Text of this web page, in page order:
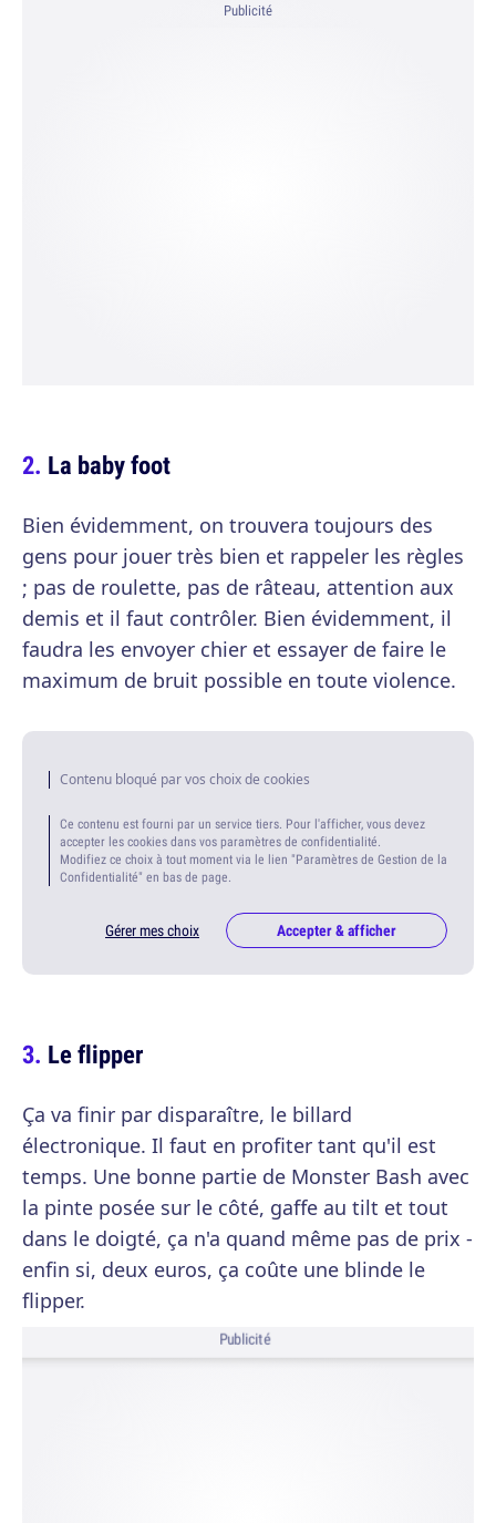
Publicité
La baby foot
Bien évidemment, on trouvera toujours des
gens pour jouer très bien et rappeler les règles
; pas de roulette, pas de râteau, attention aux
demis et il faut contrôler. Bien évidemment, il
faudra les envoyer chier et essayer de faire le
maximum de bruit possible en toute violence.
Contenu bloqué par vos choix de cookies
Ce contenu est fourni par un service tiers. Pour l'afficher, vous devez
accepter les cookies dans vos paramètres de confidentialité.
Modifiez ce choix à tout moment via le lien "Paramètres de Gestion de la
Confidentialité" en bas de page.
Gérer mes choix Accepter & afficher
Le flipper
Ça va finir par disparaître, le billard
électronique. Il faut en profiter tant qu'il est
temps. Une bonne partie de Monster Bash avec
la pinte posée sur le côté, gaffe au tilt et tout
dans le doigté, ça n'a quand même pas de prix -
enfin si, deux euros, ça coûte une blinde le
flipper.
Publicité